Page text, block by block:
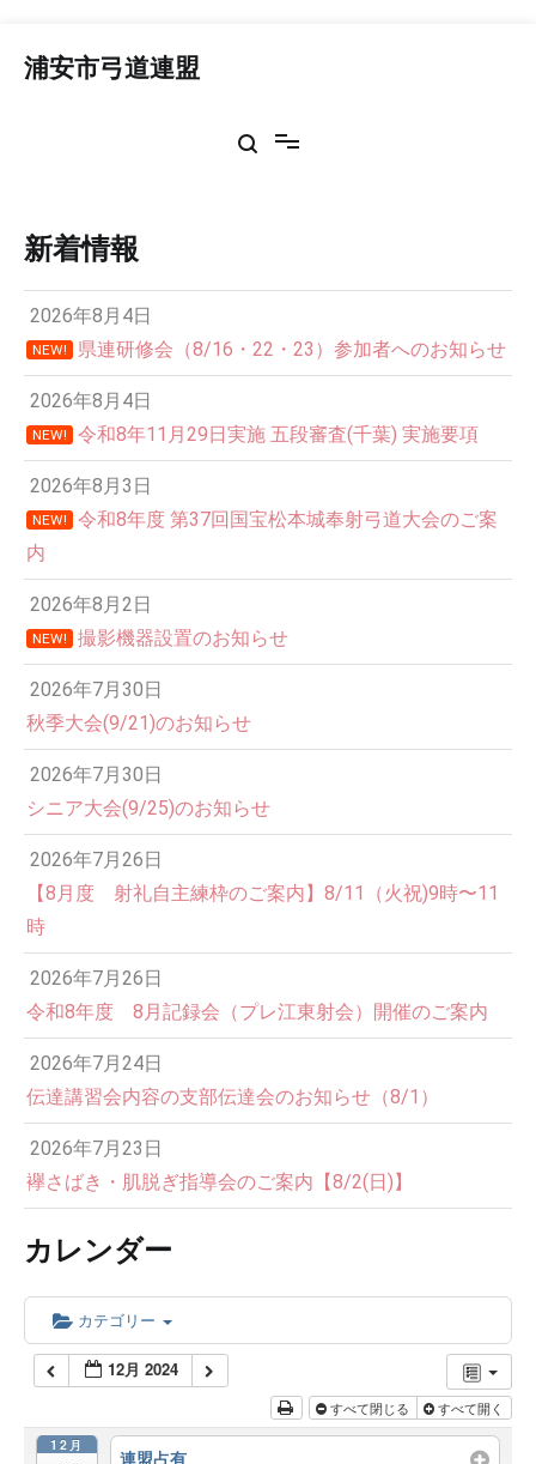
浦安市弓道連盟
新着情報
2026年8月4日
NEW! 県連研修会（8/16・22・23）参加者へのお知らせ
2026年8月4日
NEW! 令和8年11月29日実施 五段審査(千葉) 実施要項
2026年8月3日
NEW!
令和8年度 第37回国宝松本城奉射弓道大会のご案
内
2026年8月2日
NEW! 撮影機器設置のお知らせ
2026年7月30日
秋季大会(9/21)のお知らせ
2026年7月30日
シニア大会(9/25)のお知らせ
2026年7月26日
【8月度 射礼自主練枠のご案内】8/11（火祝)9時〜11
時
2026年7月26日
令和8年度 8月記録会（プレ江東射会）開催のご案内
2026年7月24日
伝達講習会内容の支部伝達会のお知らせ（8/1）
2026年7月23日
襷さばき・肌脱ぎ指導会のご案内【8/2(日)】
カレンダー
カテゴリー
12月 2024
すべて閉じる すべて開く
12月
連盟占有